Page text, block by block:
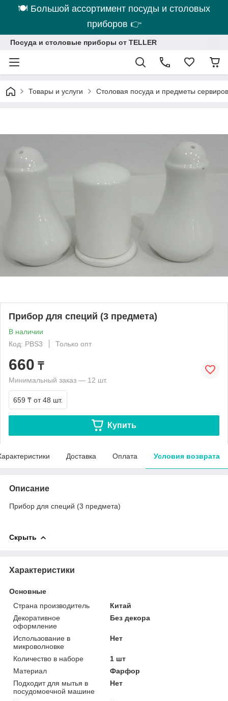
🍽 Большой ассортимент посуды и столовых
приборов 👉
Посуда и столовые приборы от TELLER
Товары и услуги Столовая посуда и предметы
Прибор для специй (3 предмета)
В наличии
Код: PBS3
Только опт
660 ₸
Минимальный заказ — 12 шт.
659 ₸ от 48 шт.
Купить
Доставка Оплата Условия возврата
Описание
Прибор для специй (3 предмета)
Скрыть
Характеристики
Основные
Страна производитель
Китай
Декоративное
оформление
Без декора
Использование в
микроволновке
Нет
Количество в наборе
1 шт
Материал
Фарфор
Подходит для мытья в
посудомоечной машине
Нет